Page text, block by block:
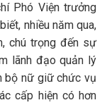
Phó Viện trưởng
nhiều năm qua,
chú trọng đến sự
lãnh đạo quản lý
bộ nữ giữ chức vụ
cấp hiện có hơn